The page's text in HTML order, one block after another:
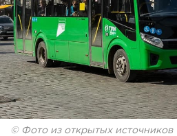
© Фото из открытых источников